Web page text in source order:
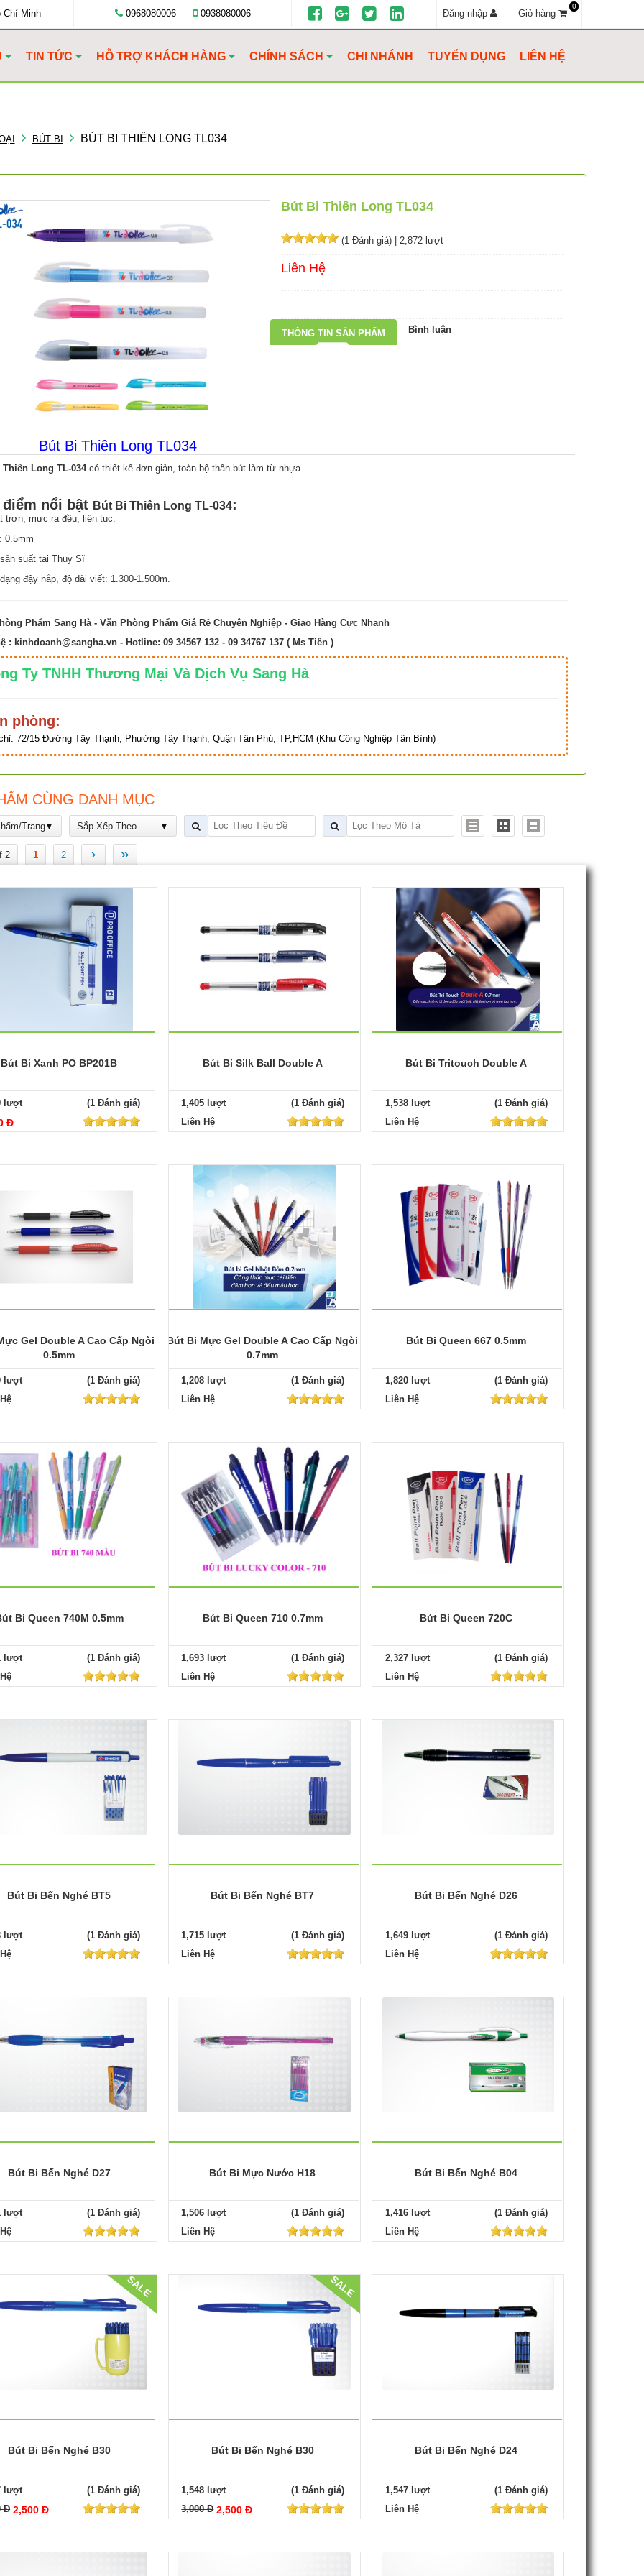
Chí Minh 0968080006 0938080006 Đăng nhập Giỏ hàng
0
TIN TỨC HỖ TRỢ KHÁCH HÀNG CHÍNH SÁCH CHI NHÁNH TUYỂN DỤNG LIÊN HỆ
BÚT BI BÚT BI THIÊN LONG TL034
Bút Bi Thiên Long TL034
Bút Bi Thiên Long TL034
(1 Đánh giá) | 2,872 lượt
Liên Hệ
THÔNG TIN SẢN PHẨM Bình luận
Long TL-034có thiết kế đơn giản, toàn bộ thân bút làm từ nhựa.
nổi bật Bút Bi Thiên Long TL-034:
trơn, mực ra đều, liên tục.
0.5mm
suất tại Thụy Sĩ
đậy nắp, độ dài viết: 1.300-1.500m.
Phẩm Sang Hà - Văn Phòng Phẩm Giá Rẻ Chuyên Nghiệp - Giao Hàng Cực Nhanh
: kinhdoanh@sangha.vn- Hotline: 09 34567 132 - 09 34767 137 ( Ms Tiên )
Ty TNHH Thương Mại Và Dịch Vụ Sang Hà
phòng:
72/15 Đường Tây Thạnh, Phường Tây Thạnh, Quận Tân Phú, TP,HCM (Khu Công Nghiệp Tân Bình)
CÙNG DANH MỤC
Trang Sắp Xếp Theo
2 1 2 › »
Bút Bi Xanh PO BP201B
lượt (1 Đánh giá)
Đ
Bút Bi Silk Ball Double A
1,405 lượt
(1 Đánh giá)
Liên Hệ
Bút Bi Tritouch Double A
1,538 lượt
(1 Đánh giá)
Liên Hệ
Gel Double A Cao Cấp Ngòi
0.5mm
lượt
(1 Đánh giá)
Bút Bi Mực Gel Double A Cao Cấp Ngòi
0.7mm
1,208 lượt
(1 Đánh giá)
Liên Hệ
Bút Bi Queen 667 0.5mm
1,820 lượt
(1 Đánh giá)
Liên Hệ
Bi Queen 740M 0.5mm
lượt
(1 Đánh giá)
Bút Bi Queen 710 0.7mm
1,693 lượt
(1 Đánh giá)
Liên Hệ
Bút Bi Queen 720C
2,327 lượt
(1 Đánh giá)
Liên Hệ
Bút Bi Bến Nghé BT5
lượt
(1 Đánh giá)
Bút Bi Bến Nghé BT7
1,715 lượt
(1 Đánh giá)
Liên Hệ
Bút Bi Bến Nghé D26
1,649 lượt
(1 Đánh giá)
Liên Hệ
Bút Bi Bến Nghé D27
lượt
(1 Đánh giá)
Bút Bi Mực Nước H18
1,506 lượt
(1 Đánh giá)
Liên Hệ
Bút Bi Bến Nghé B04
1,416 lượt
(1 Đánh giá)
Liên Hệ
SALE
Bút Bi Bến Nghé B30
lượt
(1 Đánh giá)
Đ 2,500 Đ
SALE
Bút Bi Bến Nghé B30
1,548 lượt
(1 Đánh giá)
3,000 Đ 2,500 Đ
Bút Bi Bến Nghé D24
1,547 lượt
(1 Đánh giá)
Liên Hệ